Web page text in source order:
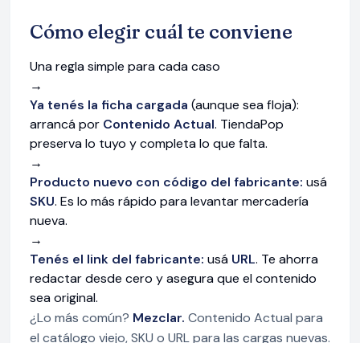
Cómo elegir cuál te conviene
Una regla simple para cada caso
→
Ya tenés la ficha cargada (aunque sea floja):
arrancá por Contenido Actual. TiendaPop
preserva lo tuyo y completa lo que falta.
→
Producto nuevo con código del fabricante: usá
SKU. Es lo más rápido para levantar mercadería
nueva.
→
Tenés el link del fabricante: usá URL. Te ahorra
redactar desde cero y asegura que el contenido
sea original.
¿Lo más común? Mezclar. Contenido Actual para
el catálogo viejo, SKU o URL para las cargas nuevas.